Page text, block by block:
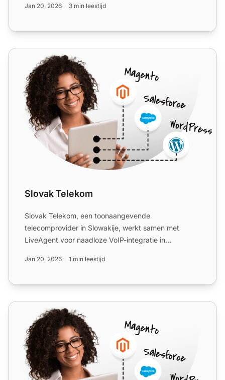
Jan 20, 2026 3 min leestijd
Slovak Telekom
Slovak Telekom
Slovak Telekom, een toonaangevende
telecomprovider in Slowakije, werkt samen met
LiveAgent voor naadloze VoIP-integratie in
Jan 20, 2026 1 min leestijd
O2 Business Services